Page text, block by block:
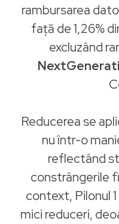
rambursarea
față de 1,26%
excluzând
Reducerea se
nu într-o
reflectând
constrângerile
context, Pilonul
mici reduceri,